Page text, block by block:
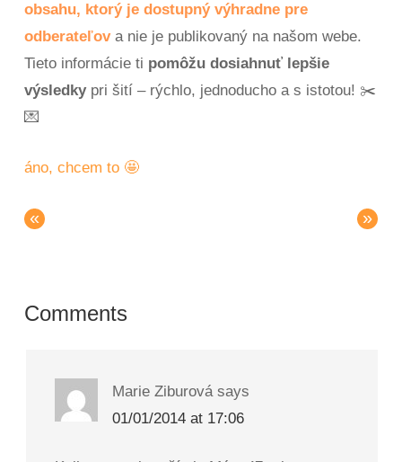
obsahu, ktorý je dostupný výhradne pre
odberateľova nie je publikovaný na našom webe.
Tieto informácie ti pomôžu dosiahnuť lepšie
výsledkypri šití – rýchlo, jednoducho a s istotou! ✂️
💌
áno, chcem to 🤩
« »
Comments
Marie Ziburová says
01/01/2014 at 17:06